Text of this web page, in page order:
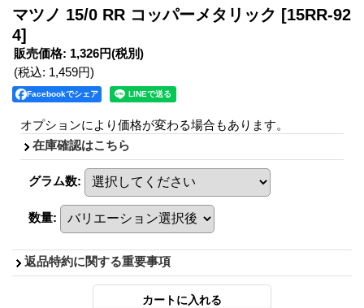
マツノ 15/0 RR コッパーメタリック [15RR-92
4]
販売価格: 1,326円(税別)
(税込: 1,459円)
Facebookでシェア
オプションにより価格が変わる場合もあります。
在庫確認はこちら
グラム数:
数量:
返品特約に関する重要事項